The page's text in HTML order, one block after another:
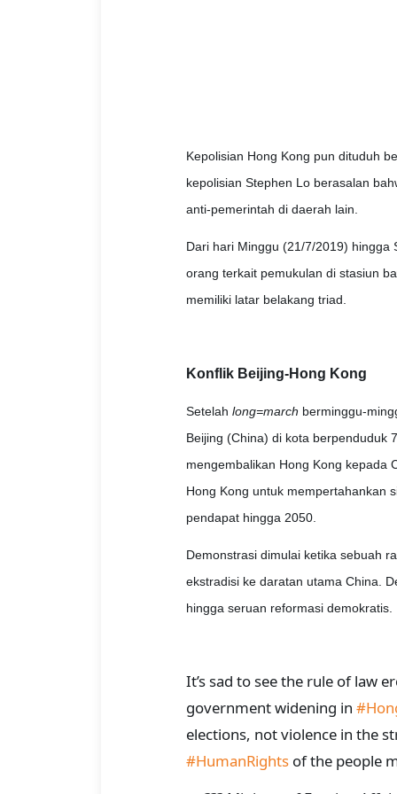
Kepolisian Hong Kong pun dituduh
kepolisian Stephen Lo berasalan
anti-pemerintah di daerah lain.
Dari hari Minggu (21/7/2019) hingga
orang terkait pemukulan di stasiun
memiliki latar belakang triad.
Konflik Beijing-Hong Kong
Setelah long=march berminggu-
Beijing (China) di kota berpenduduk
mengembalikan Hong Kong kepada
Hong Kong untuk mempertahankan
pendapat hingga 2050.
Demonstrasi dimulai ketika sebuah
ekstradisi ke daratan utama China.
hingga seruan reformasi demokratis.
It’s sad to see the rule of law
government widening in
elections, not violence in the
#HumanRightsof the people